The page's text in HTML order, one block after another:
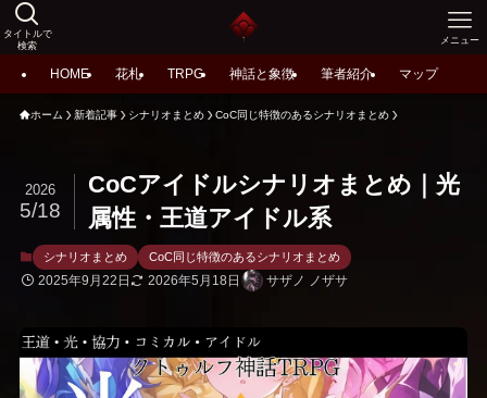
タイトルで
検索
メニュー
HOME 花札 TRPG 神話と象徴 筆者紹介 マップ
ホーム 新着記事 シナリオまとめ CoC同じ特徴のあるシナリオまとめ
CoCアイドルシナリオまとめ｜光
属性・王道アイドル系
2026
5/18
シナリオまとめ CoC同じ特徴のあるシナリオまとめ
2025年9月22日 2026年5月18日 サザノ ノザサ